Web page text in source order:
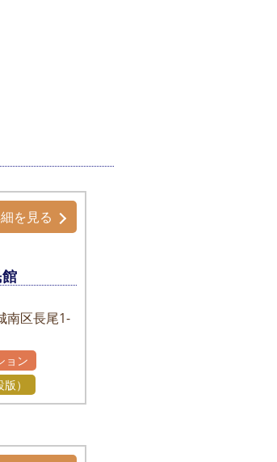
南区長尾1-
を見る
ョン
）